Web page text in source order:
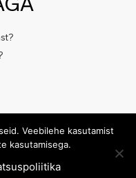
Veebilehe kasutamist
kasutamisega.